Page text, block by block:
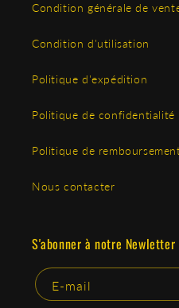
Condition générale de
Condition d'utilisation
Politique d'expédition
Politique de confidentialité
Politique de
Nous contacter
S'abonner à notre Newletter
E-mail